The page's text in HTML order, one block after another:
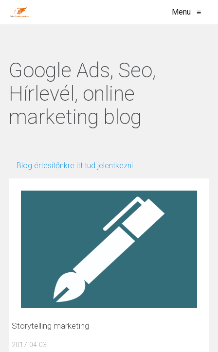
Menu ≡
Google Ads, Seo,
Hírlevél, online
marketing blog
Blog értesítőnkre itt tud jelentkezni
Storytelling marketing
2017-04-03